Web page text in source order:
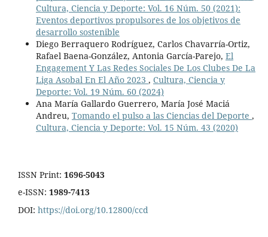
Cultura, Ciencia y Deporte: Vol. 16 Núm. 50 (2021):
Eventos deportivos propulsores de los objetivos de
desarrollo sostenible
Diego Berraquero Rodríguez, Carlos Chavarría-Ortiz,
Rafael Baena-González, Antonia García-Parejo, El
Engagement Y Las Redes Sociales De Los Clubes De La
Liga Asobal En El Año 2023 , Cultura, Ciencia y
Deporte: Vol. 19 Núm. 60 (2024)
Ana María Gallardo Guerrero, María José Maciá
Andreu, Tomando el pulso a las Ciencias del Deporte ,
Cultura, Ciencia y Deporte: Vol. 15 Núm. 43 (2020)
ISSN Print: 1696-5043
e-ISSN: 1989-7413
DOI: https://doi.org/10.12800/ccd